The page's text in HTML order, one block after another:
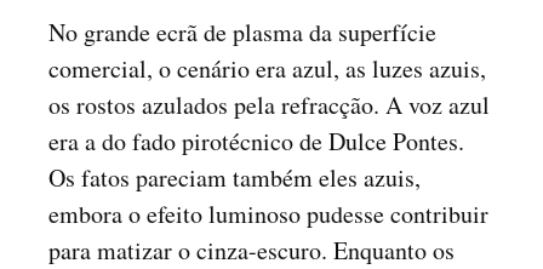
No grande ecrã de plasma da superfície
comercial, o cenário era azul, as luzes azuis,
os rostos azulados pela refracção. A voz azul
era a do fado pirotécnico de Dulce Pontes.
Os fatos pareciam também eles azuis,
embora o efeito luminoso pudesse contribuir
para matizar o cinza-escuro. Enquanto os